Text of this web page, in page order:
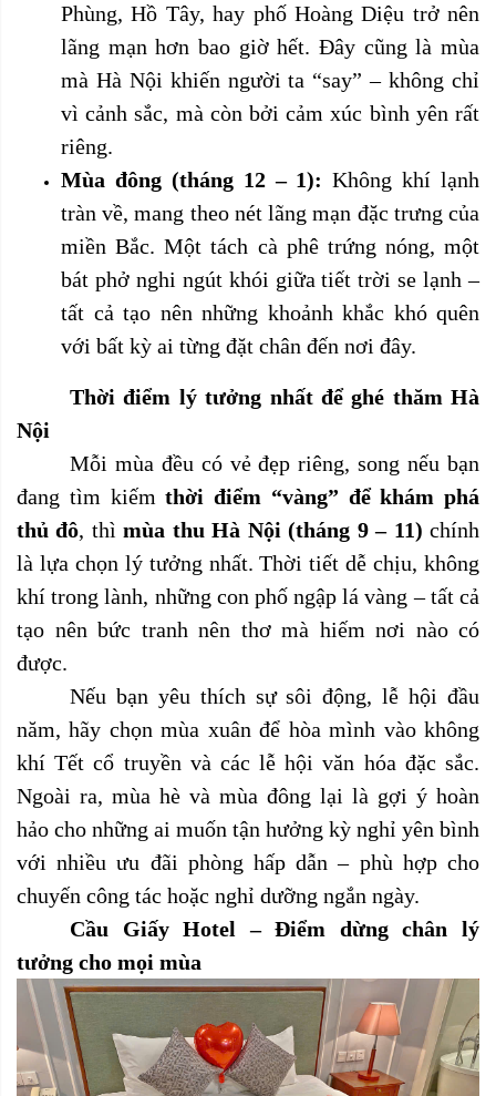
Phùng, Hồ Tây, hay phố Hoàng Diệu trở nên
lãng mạn hơn bao giờ hết. Đây cũng là mùa
mà Hà Nội khiến người ta “say” – không chỉ
vì cảnh sắc, mà còn bởi cảm xúc bình yên rất
riêng.
Mùa đông (tháng 12 – 1): Không khí lạnh
tràn về, mang theo nét lãng mạn đặc trưng của
miền Bắc. Một tách cà phê trứng nóng, một
bát phở nghi ngút khói giữa tiết trời se lạnh –
tất cả tạo nên những khoảnh khắc khó quên
với bất kỳ ai từng đặt chân đến nơi đây.
Thời điểm lý tưởng nhất để ghé thăm Hà
Nội
Mỗi mùa đều có vẻ đẹp riêng, song nếu bạn
đang tìm kiếmthời điểm “vàng” để khám phá
thủ đô, thìmùa thu Hà Nội (tháng 9 – 11) chính
là lựa chọn lý tưởng nhất. Thời tiết dễ chịu, không
khí trong lành, những con phố ngập lá vàng – tất cả
tạo nên bức tranh nên thơ mà hiếm nơi nào có
được.
Nếu bạn yêu thích sự sôi động, lễ hội đầu
năm, hãy chọnmùa xuân để hòa mình vào không
khí Tết cổ truyền và các lễ hội văn hóa đặc sắc.
Ngoài ra, mùa hè và mùa đông lại là gợi ý hoàn
hảo cho những ai muốn tận hưởng kỳ nghỉ yên bình
vớinhiều ưu đãi phòng hấp dẫn – phù hợp cho
chuyến công tác hoặc nghỉ dưỡng ngắn ngày.
Cầu Giấy Hotel – Điểm dừng chân lý
tưởng cho mọi mùa